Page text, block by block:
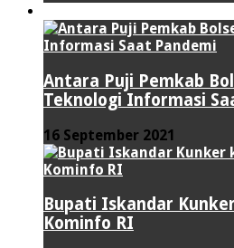
Antara Puji Pemkab
Teknologi Informasi
16 September 2021
Bupati Iskandar
Kominfo RI